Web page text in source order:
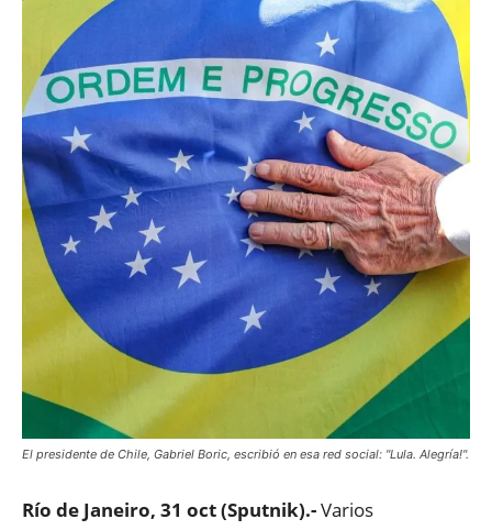
El presidente de Chile, Gabriel Boric, escribió en esa red social: "Lula. Alegría!".
Río de Janeiro, 31 oct (Sputnik).-Varios